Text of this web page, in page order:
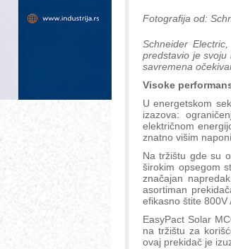
Fotografija od:
Schneider
predstavio je svoju
savremena
Visoke
U energetskom
izazova:
električnom
znatno višim
Na tržištu gde su
širokim opsegom
značajan
asortiman
efikasno štite 800V
EasyPact Solar
na tržištu za
ovaj prekidač je